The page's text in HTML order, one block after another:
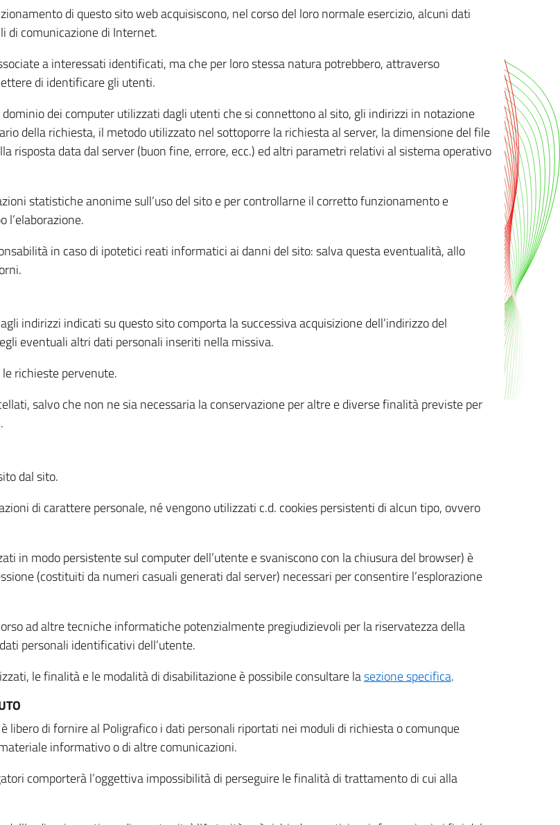
di questo sito web acquisiscono, nel corso del loro normale esercizio, alcuni dati
di comunicazione di Internet.
a interessati identificati, ma che per loro stessa natura potrebbero, attraverso
di identificare gli utenti.
dei computer utilizzati dagli utenti che si connettono al sito, gli indirizzi in notazione
della richiesta, il metodo utilizzato nel sottoporre la richiesta al server, la dimensione del file
risposta data dal server (buon fine, errore, ecc.) ed altri parametri relativi al sistema operativo
statistiche anonime sull’uso del sito e per controllarne il corretto funzionamento e
l’elaborazione.
in caso di ipotetici reati informatici ai danni del sito: salva questa eventualità, allo
indirizzi indicati su questo sito comporta la successiva acquisizione dell’indirizzo del
eventuali altri dati personali inseriti nella missiva.
richieste pervenute.
salvo che non ne sia necessaria la conservazione per altre e diverse finalità previste per
dal sito.
di carattere personale, né vengono utilizzati c.d. cookies persistenti di alcun tipo, ovvero
in modo persistente sul computer dell’utente e svaniscono con la chiusura del browser) è
(costituiti da numeri casuali generati dal server) necessari per consentire l’esplorazione
ad altre tecniche informatiche potenzialmente pregiudizievoli per la riservatezza della
personali identificativi dell’utente.
le finalità e le modalità di disabilitazione è possibile consultare lasezione specifica.
libero di fornire al Poligrafico i dati personali riportati nei moduli di richiesta o comunque
informativo o di altre comunicazioni.
comporterà l’oggettiva impossibilità di perseguire le finalità di trattamento di cui alla